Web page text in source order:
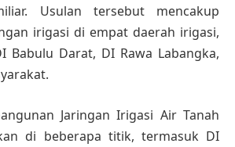
Usulan tersebut mencakup
irigasi di empat daerah irigasi,
Babulu Darat, DI Rawa Labangka,
Jaringan Irigasi Air Tanah
di beberapa titik, termasuk DI